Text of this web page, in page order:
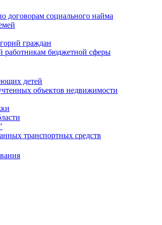
договорам социального найма
граждан
работникам бюджетной сферы
детей
объектов недвижимости
транспортных средств